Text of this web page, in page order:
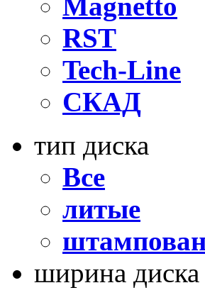
Magnetto
RST
Tech-Line
СКАД
тип диска
Все
литые
ширина диска